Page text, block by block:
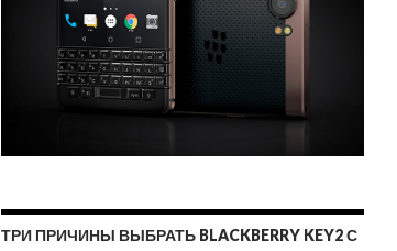
ТРИ ПРИЧИНЫ ВЫБРАТЬ BLACKBERRY KEY2 С